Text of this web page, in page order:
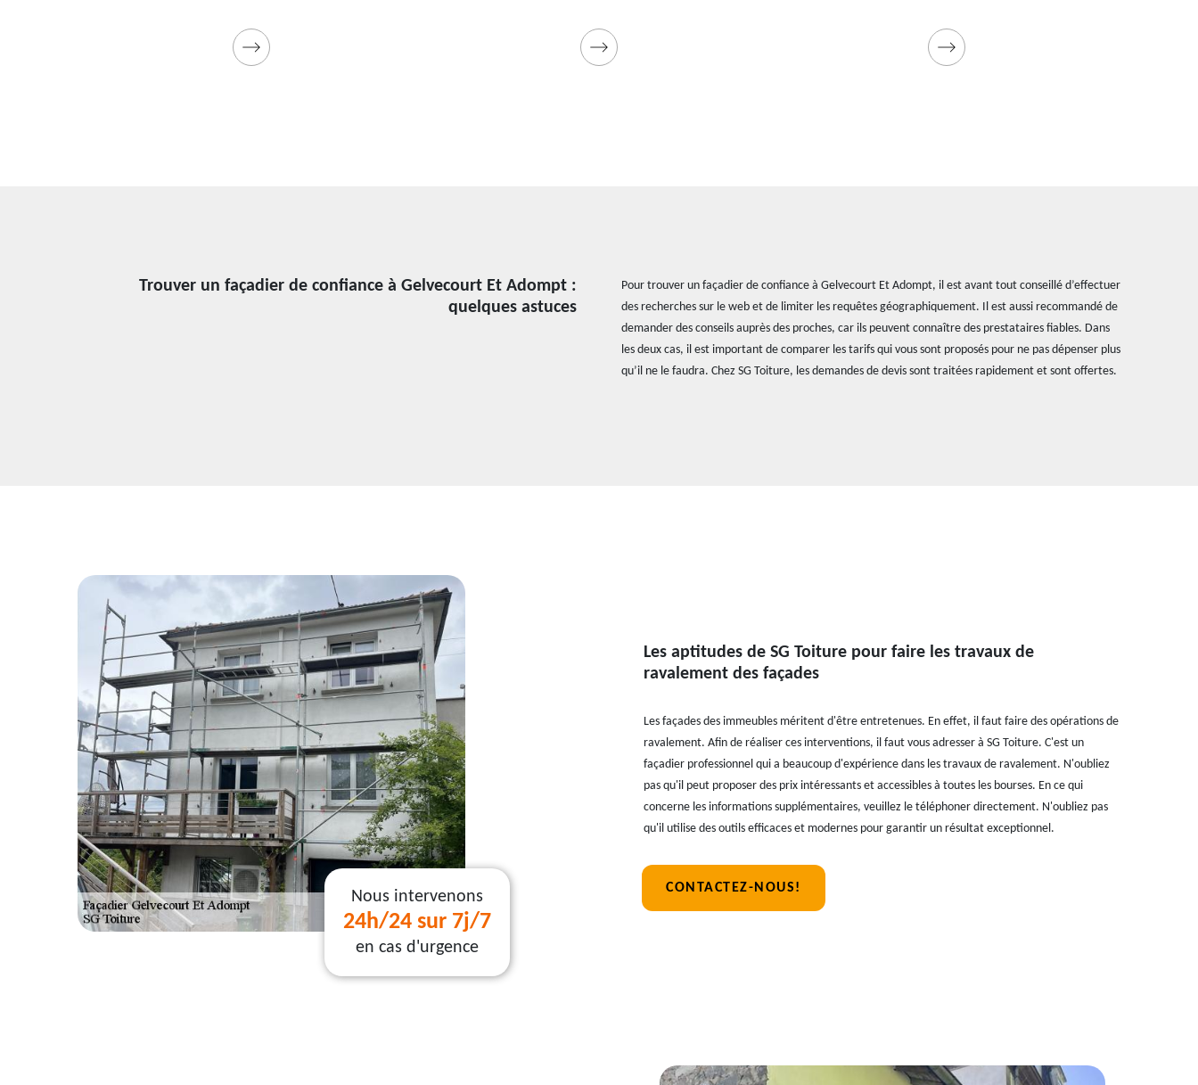
Utilise des produits et des peintures de qualité.
Devis détaillé offert
qualité et des matériels professionnels. Travaux
garantis décennaux
pas cher pour ce faire
Trouver un façadier de confiance à Gelvecourt Et Adompt :
quelques astuces
Pour trouver un façadier de confiance à Gelvecourt Et Adompt, il est avant tout conseillé d’effectuer
des recherches sur le web et de limiter les requêtes géographiquement. Il est aussi recommandé de
demander des conseils auprès des proches, car ils peuvent connaître des prestataires fiables. Dans
les deux cas, il est important de comparer les tarifs qui vous sont proposés pour ne pas dépenser plus
qu’il ne le faudra. Chez SG Toiture, les demandes de devis sont traitées rapidement et sont offertes.
Nous intervenons
24h/24 sur 7j/7
en cas d'urgence
Les aptitudes de SG Toiture pour faire les travaux de
ravalement des façades
Les façades des immeubles méritent d'être entretenues. En effet, il faut faire des opérations de
ravalement. Afin de réaliser ces interventions, il faut vous adresser à SG Toiture. C'est un
façadier professionnel qui a beaucoup d'expérience dans les travaux de ravalement. N'oubliez
pas qu'il peut proposer des prix intéressants et accessibles à toutes les bourses. En ce qui
concerne les informations supplémentaires, veuillez le téléphoner directement. N'oubliez pas
qu'il utilise des outils efficaces et modernes pour garantir un résultat exceptionnel.
CONTACTEZ-NOUS!